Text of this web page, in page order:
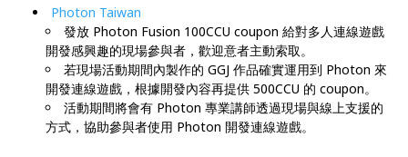
Photon Taiwan
發放 Photon Fusion 100CCU coupon 給對多人連線遊戲
開發感興趣的現場參與者，歡迎意者主動索取。
若現場活動期間內製作的 GGJ 作品確實運用到 Photon 來
開發連線遊戲，根據開發內容再提供 500CCU 的 coupon。
活動期間將會有 Photon 專業講師透過現場與線上支援的
方式，協助參與者使用 Photon 開發連線遊戲。